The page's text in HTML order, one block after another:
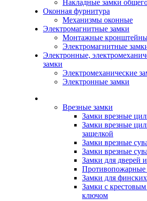
Накладные замки
Оконная фурнитура
Механизмы оконные
Электромагнитные замки
Монтажные
Электромагнитные
Электронные,
замки
Электромеханические
Электронные замки
Врезные замки
Замки врезные
Замки врезные
защелкой
Замки врезные
Замки врезные
Замки для дверей
Противопожарные
Замки для
Замки с
ключом